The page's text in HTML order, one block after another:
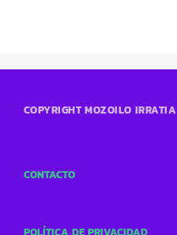
COPYRIGHT MOZOILO IRRATIA
CONTACTO